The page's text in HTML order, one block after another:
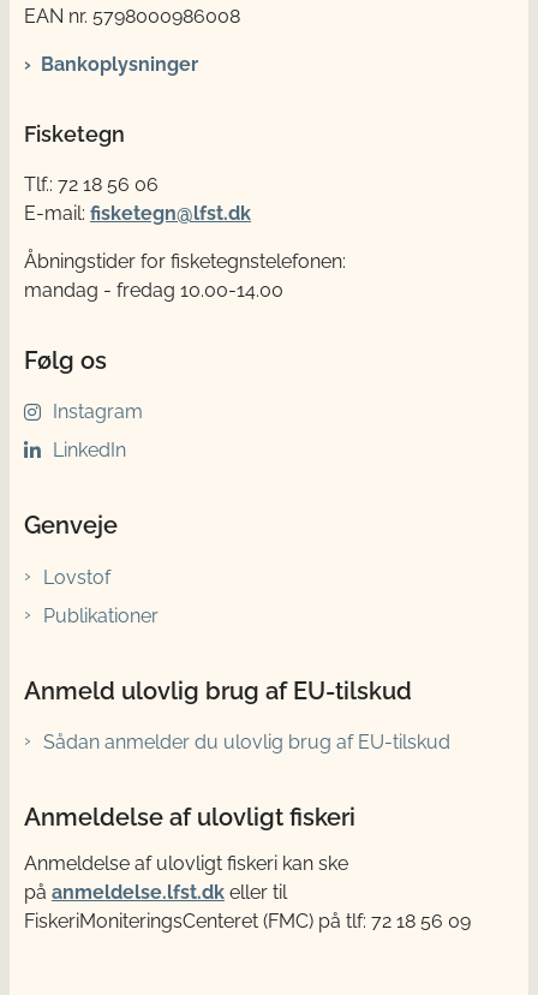
EAN nr. 5798000986008
Bankoplysninger
Fisketegn
Tlf.: 72 18 56 06
E-mail: fisketegn@lfst.dk
Åbningstider for fisketegnstelefonen:
mandag - fredag 10.00-14.00
Følg os
Instagram
LinkedIn
Genveje
Lovstof
Publikationer
Anmeld ulovlig brug af EU-tilskud
Sådan anmelder du ulovlig brug af EU-tilskud
Anmeldelse af ulovligt fiskeri
Anmeldelse af ulovligt fiskeri kan ske
på anmeldelse.lfst.dk eller til
FiskeriMoniteringsCenteret (FMC) på tlf: 72 18 56 09